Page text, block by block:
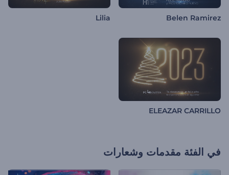
Belen Ramirez
Lilia
ELEAZAR CARRILLO
في الفئة مقدمات وشعارات